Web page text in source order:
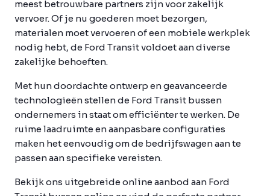
meest betrouwbare partners zijn voor zakelijk
vervoer. Of je nu goederen moet bezorgen,
materialen moet vervoeren of een mobiele werkplek
nodig hebt, de Ford Transit voldoet aan diverse
zakelijke behoeften.
Met hun doordachte ontwerp en geavanceerde
technologieën stellen de Ford Transit bussen
ondernemers in staat om efficiënter te werken. De
ruime laadruimte en aanpasbare configuraties
maken het eenvoudig om de bedrijfswagen aan te
passen aan specifieke vereisten.
Bekijk ons uitgebreide online aanbod aan Ford